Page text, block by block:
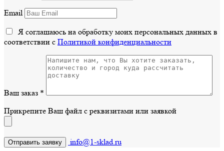
Email
Я соглашаюсь на обработку моих персональных данных в
соответствии с Политикой конфиденциальности
Ваш заказ *
Прикрепите Ваш файл с реквизитами или заявкой
info@1-sklad.ru